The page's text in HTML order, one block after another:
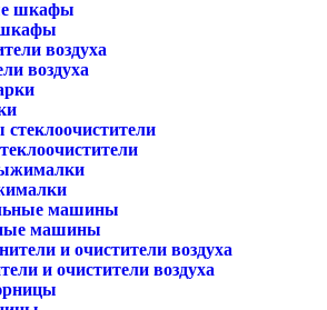
воздуха
машины
и очистители воздуха